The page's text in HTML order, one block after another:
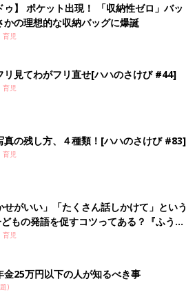
ゥ】 ポケット出現！ 「収納性ゼロ」バッ
かの理想的な収納バッグに爆誕
育児
リ見てわがフリ直せ[ハハのさけび #44]
育児
真の残し方、４種類！[ハハのさけび #83]
育児
せがいい」「たくさん話しかけて」という
もの発語を促すコツってある？『ふうふ
64』
育児
金25万円以下の人が知るべき事
)